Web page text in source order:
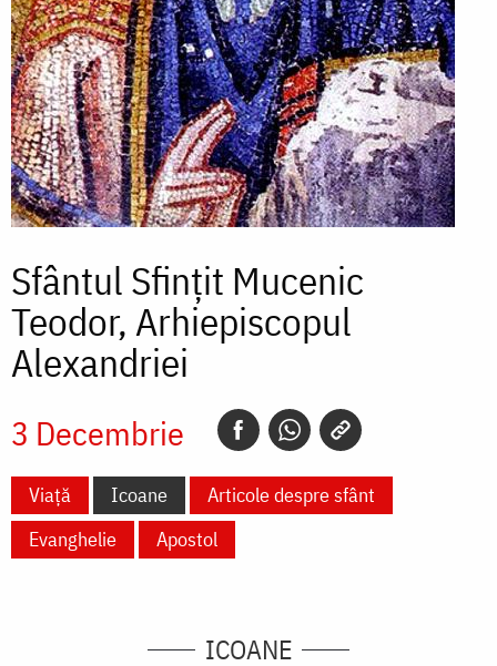
Sfântul Sfințit Mucenic
Teodor, Arhiepiscopul
Alexandriei
3 Decembrie
Viață Icoane
Articole despre sfânt
Evanghelie
Apostol
ICOANE